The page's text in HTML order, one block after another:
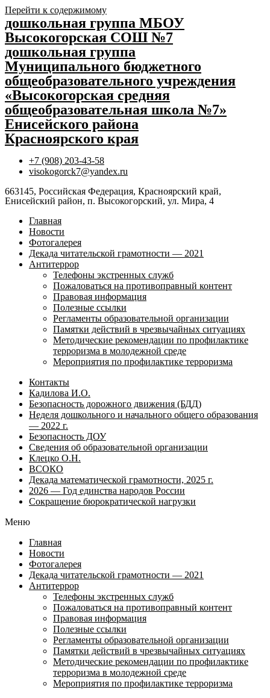
Перейти к содержимому
дошкольная группа МБОУ
Высокогорская СОШ №7
дошкольная группа
Муниципального бюджетного
общеобразовательного учреждения
«Высокогорская средняя
общеобразовательная школа №7»
Енисейского района
Красноярского края
+7 (908) 203-43-58
visokogorck7@yandex.ru
663145, Российская Федерация, Красноярский край,
Енисейский район, п. Высокогорский, ул. Мира, 4
Главная
Новости
Фотогалерея
Декада читательской грамотности — 2021
Антитеррор
Телефоны экстренных служб
Пожаловаться на противоправный контент
Правовая информация
Полезные ссылки
Регламенты образовательной организации
Памятки действий в чрезвычайных ситуациях
Методические рекомендации по профилактике
терроризма в молодежной среде
Мероприятия по профилактике терроризма
Контакты
Кадилова И.О.
Безопасность дорожного движения (БДД)
Неделя дошкольного и начального общего образования
— 2022 г.
Безопасность ДОУ
Сведения об образовательной организации
Клецко О.Н.
ВСОКО
Декада математической грамотности, 2025 г.
2026 — Год единства народов России
Сокращение бюрократической нагрузки
Меню
Главная
Новости
Фотогалерея
Декада читательской грамотности — 2021
Антитеррор
Телефоны экстренных служб
Пожаловаться на противоправный контент
Правовая информация
Полезные ссылки
Регламенты образовательной организации
Памятки действий в чрезвычайных ситуациях
Методические рекомендации по профилактике
терроризма в молодежной среде
Мероприятия по профилактике терроризма